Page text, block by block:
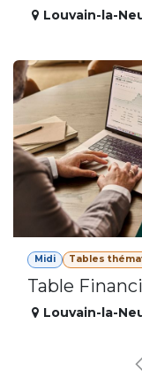
Louvain-la-
Midi Tables
Table
Louvain-la-